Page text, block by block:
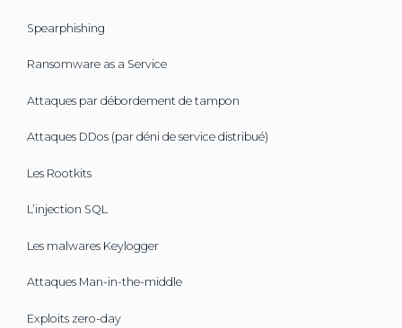
Spearphishing
Ransomware as a Service
Attaques par débordement de tampon
Attaques DDos (par déni de service distribué)
Les Rootkits
L’injection SQL
Les malwares Keylogger
Attaques Man-in-the-middle
Exploits zero-day